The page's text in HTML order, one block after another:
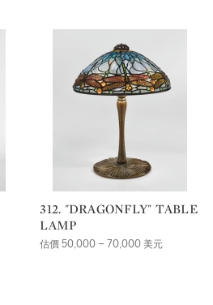
312. "DRAGONFLY" TABLE
LAMP
估價 50,000 – 70,000 美元